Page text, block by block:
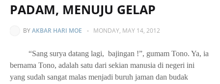
PADAM, MENUJU GELAP
BYAKBAR HARI MOE - MONDAY, MAY 14, 2012
“Sang surya datang lagi, bajingan !”, gumam Tono. Ya, ia
bernama Tono, adalah satu dari sekian manusia di negeri ini
yang sudah sangat malas menjadi buruh jaman dan budak